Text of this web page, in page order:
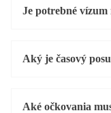
Je potrebné
Aký je časový
Aké očkovania